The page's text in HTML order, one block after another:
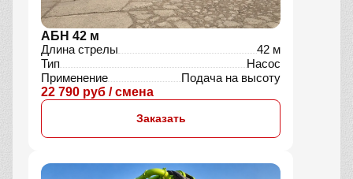
АБН 42 м
Длина стрелы
42 м
Тип
Насос
Применение
Подача на высоту
22 790 руб / смена
Заказать